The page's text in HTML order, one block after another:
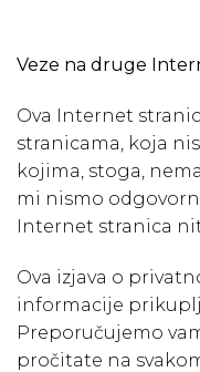
Veze na druge
Ova Internet
stranicama, koja
kojima, stoga,
mi nismo
Internet stranica
Ova izjava o
informacije
Preporučujemo
pročitate na